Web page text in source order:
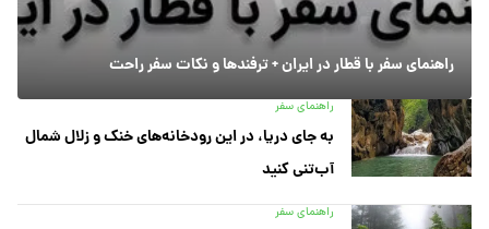
راهنمای سفر با قطار در ایران + ترفندها و نکات سفر راحت
راهنمای سفر
به جای دریا، در این رودخانه‌های خنک و زلال شمال
آب‌تنی کنید
راهنمای سفر